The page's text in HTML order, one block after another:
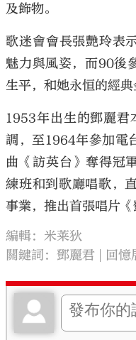
及飾物。
歌迷會會長張艷玲表
魅力與風姿，而90後
生平，和她永恒的經典
1953年出生的鄧麗君
調，至1964年參加電
曲《訪英台》奪得冠
練班和到歌廳唱歌，
事業，推出首張唱片
編輯：米莱狄
關鍵詞：鄧麗君 回憶